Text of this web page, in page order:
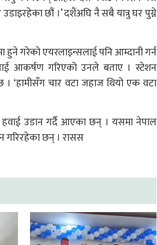
छौं ।’ दशैंअघि नै सबै यात्रु घर पुग्ने
हुने गरेको एयरलाइन्सलाई पनि आम्दानी गर्न
आकर्षण गरिएको उनले बताए । स्टेशन
‘हामीसँग चार वटा जहाज थियो एक वटा
हवाई उडान गर्दै आएका छन् । यसमा नेपाल
गरिरहेका छन् । रासस